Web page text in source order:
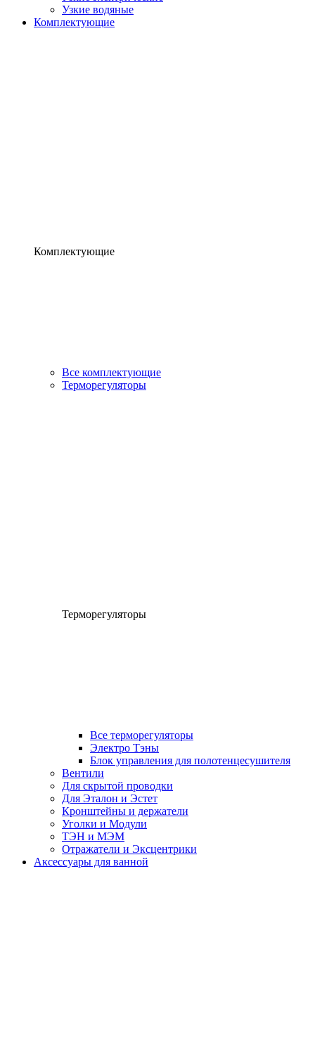
Узкие водяные
Комплектующие
Комплектующие
Все комплектующие
Терморегуляторы
Терморегуляторы
Все терморегуляторы
Электро Тэны
Блок управления для полотенцесушителя
Вентили
Для скрытой проводки
Для Эталон и Эстет
Кронштейны и держатели
Уголки и Модули
ТЭН и МЭМ
Отражатели и Эксцентрики
Аксессуары для ванной